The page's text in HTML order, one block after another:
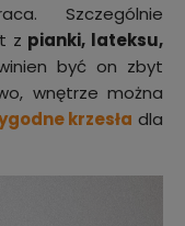
Szczególnie
z pianki, lateksu,
być on zbyt
wnętrze można
krzesła dla